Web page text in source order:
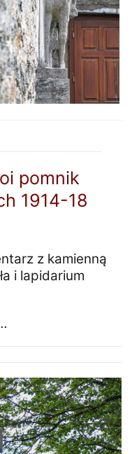
pomnik
1914-18
z kamienną
i lapidarium